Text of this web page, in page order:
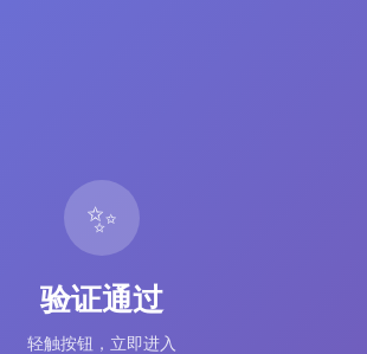
✨
验证通过
轻触按钮，立即进入